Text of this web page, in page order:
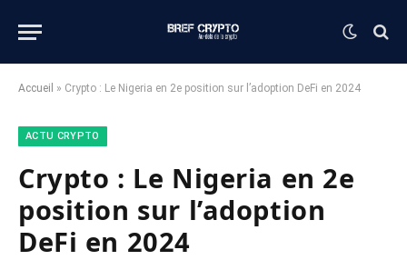
Accueil » Crypto : Le Nigeria en 2e position sur l’adoption DeFi en 2024
ACTU CRYPTO
Crypto : Le Nigeria en 2e
position sur l’adoption
DeFi en 2024